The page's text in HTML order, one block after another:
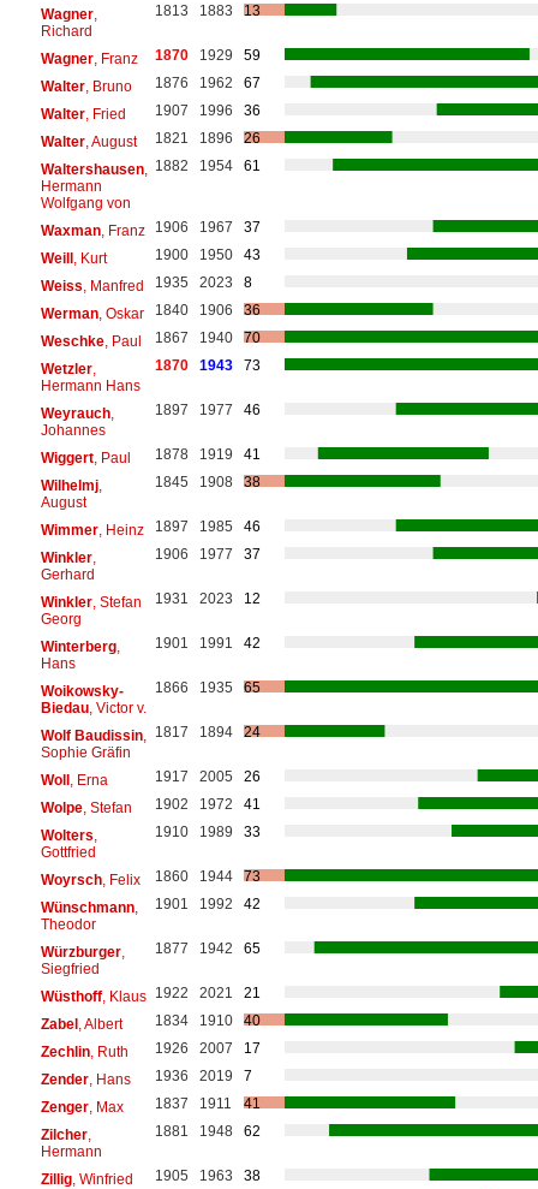
Wagner,
Richard
1813 1883 13
Wagner, Franz 1870 1929
59
Walter, Bruno 1876 1962
67
Walter, Fried 1907 1996
36
Walter, August 1821 1896
26
Waltershausen,
Hermann
Wolfgang von
1882 1954 61
Waxman, Franz 1906 1967
37
Weill, Kurt 1900 1950
43
Weiss , Manfred 1935 2023
8
Werman, Oskar 1840 1906
36
Weschke, Paul 1867 1940
70
Wetzler,
Hermann Hans
1870 1943 73
Weyrauch,
Johannes
1897 1977 46
Wiggert, Paul 1878 1919
41
Wilhelmj,
August
1845 1908 38
Wimmer, Heinz 1897 1985
46
Winkler,
Gerhard
1906 1977 37
Winkler, Stefan
Georg
1931 2023 12
Winterberg,
Hans
1901 1991 42
Woikowsky-
Biedau, Victor v.
1866 1935 65
Wolf Baudissin,
Sophie Gräfin
1817 1894 24
Woll, Erna 1917 2005
26
Wolpe, Stefan 1902 1972
41
Wolters
Gottfried
1910 1989 33
Woyrsch, Felix 1860 1944
73
Wünschmann,
Theodor
1901 1992 42
Würzburger,
Siegfried
1877 1942 65
Wüsthoff, Klaus 1922 2021
21
Zabel, Albert 1834 1910
40
Zechlin, Ruth 1926 2007
17
Zender, Hans 1936 2019
7
Zenger, Max 1837 1911
41
Zilcher,
Hermann
1881 1948 62
Zillig, Winfried 1905 1963
38